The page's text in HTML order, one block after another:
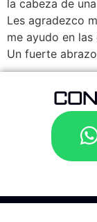
la cabeza de
Les agradezco
me ayudo en
Un fuerte abrazo